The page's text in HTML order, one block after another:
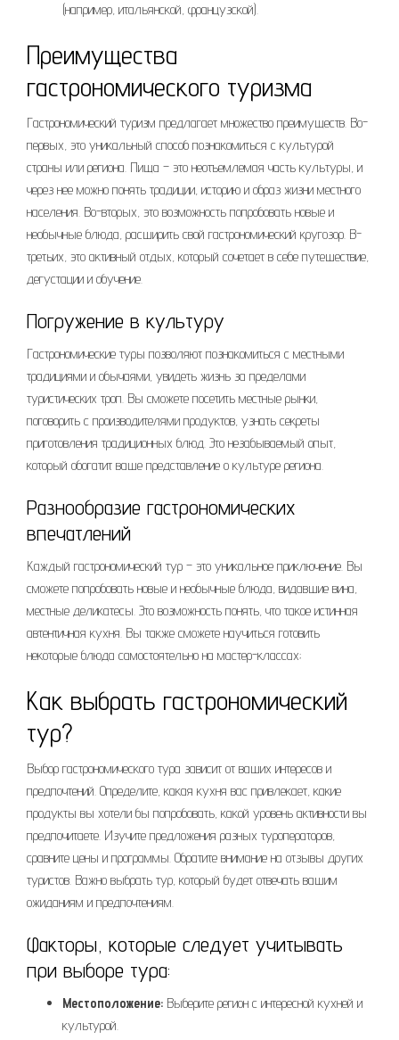
(например, итальянской, французской).
Преимущества
гастрономического туризма
Гастрономический туризм предлагает множество преимуществ. Во-
первых, это уникальный способ познакомиться с культурой
страны или региона. Пища – это неотъемлемая часть культуры, и
через нее можно понять традиции, историю и образ жизни местного
населения. Во-вторых, это возможность попробовать новые и
необычные блюда, расширить свой гастрономический кругозор. В-
третьих, это активный отдых, который сочетает в себе путешествие,
дегустации и обучение.
Погружение в культуру
Гастрономические туры позволяют познакомиться с местными
традициями и обычаями, увидеть жизнь за пределами
туристических троп. Вы сможете посетить местные рынки,
поговорить с производителями продуктов, узнать секреты
приготовления традиционных блюд. Это незабываемый опыт,
который обогатит ваше представление о культуре региона.
Разнообразие гастрономических
впечатлений
Каждый гастрономический тур – это уникальное приключение. Вы
сможете попробовать новые и необычные блюда, видавшие вина,
местные деликатесы. Это возможность понять, что такое истинная
автентичная кухня. Вы также сможете научиться готовить
некоторые блюда самостоятельно на мастер-классах;
Как выбрать гастрономический
тур?
Выбор гастрономического тура зависит от ваших интересов и
предпочтений. Определите, какая кухня вас привлекает, какие
продукты вы хотели бы попробовать, какой уровень активности вы
предпочитаете. Изучите предложения разных туроператоров,
сравните цены и программы. Обратите внимание на отзывы других
туристов. Важно выбрать тур, который будет отвечать вашим
ожиданиям и предпочтениям.
Факторы, которые следует учитывать
при выборе тура:
Местоположение: Выберите регион с интересной кухней и
культурой.